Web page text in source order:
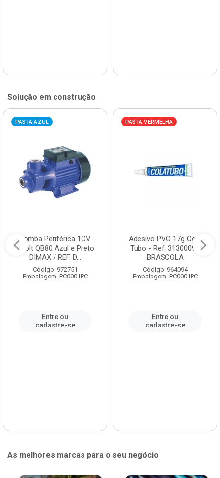
Solução em construção
PASTA AZUL
Bomba Periférica 1CV
Bivolt QB80 Azul e Preto
DIMAX / REF. D...
Código: 972751
Embalagem: PC0001PC
Entre ou
cadastre-se
PASTA VERMELHA
Adesivo PVC 17g Cola
Tubo - Ref. 3130009 -
BRASCOLA
Código: 964094
Embalagem: PC0001PC
Entre ou
cadastre-se
As melhores marcas para o seu negócio